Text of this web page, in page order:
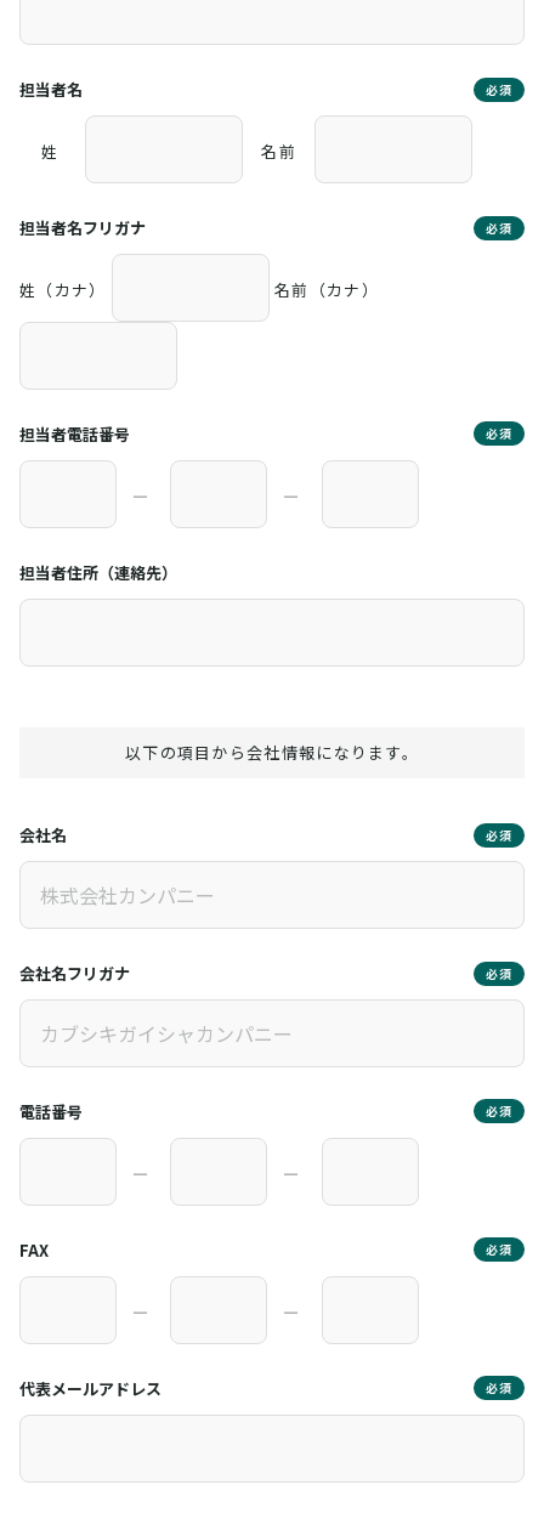
担当者名 必須
姓 名前
担当者名フリガナ 必須
姓（カナ） 名前（カナ）
担当者電話番号 必須
― ―
担当者住所（連絡先）
以下の項目から会社情報になります。
会社名 必須
会社名フリガナ 必須
電話番号 必須
― ―
FAX 必須
― ―
代表メールアドレス 必須